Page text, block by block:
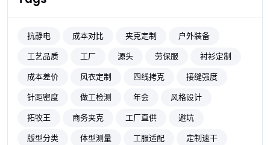
抗静电 成本对比 夹克定制
户外装备
工艺品质
工厂 源头 劳保服
衬衫定制
成本差价
风衣定制 四线拷克
接缝强度
针距密度
做工检测 年会
风格设计
拓牧王
商务夹克 工厂直供
避坑
版型分类
体型测量 工服适配
定制速干